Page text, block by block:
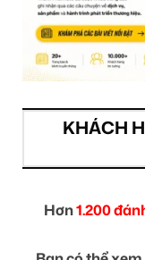
KHÁCH
Hơn1.200